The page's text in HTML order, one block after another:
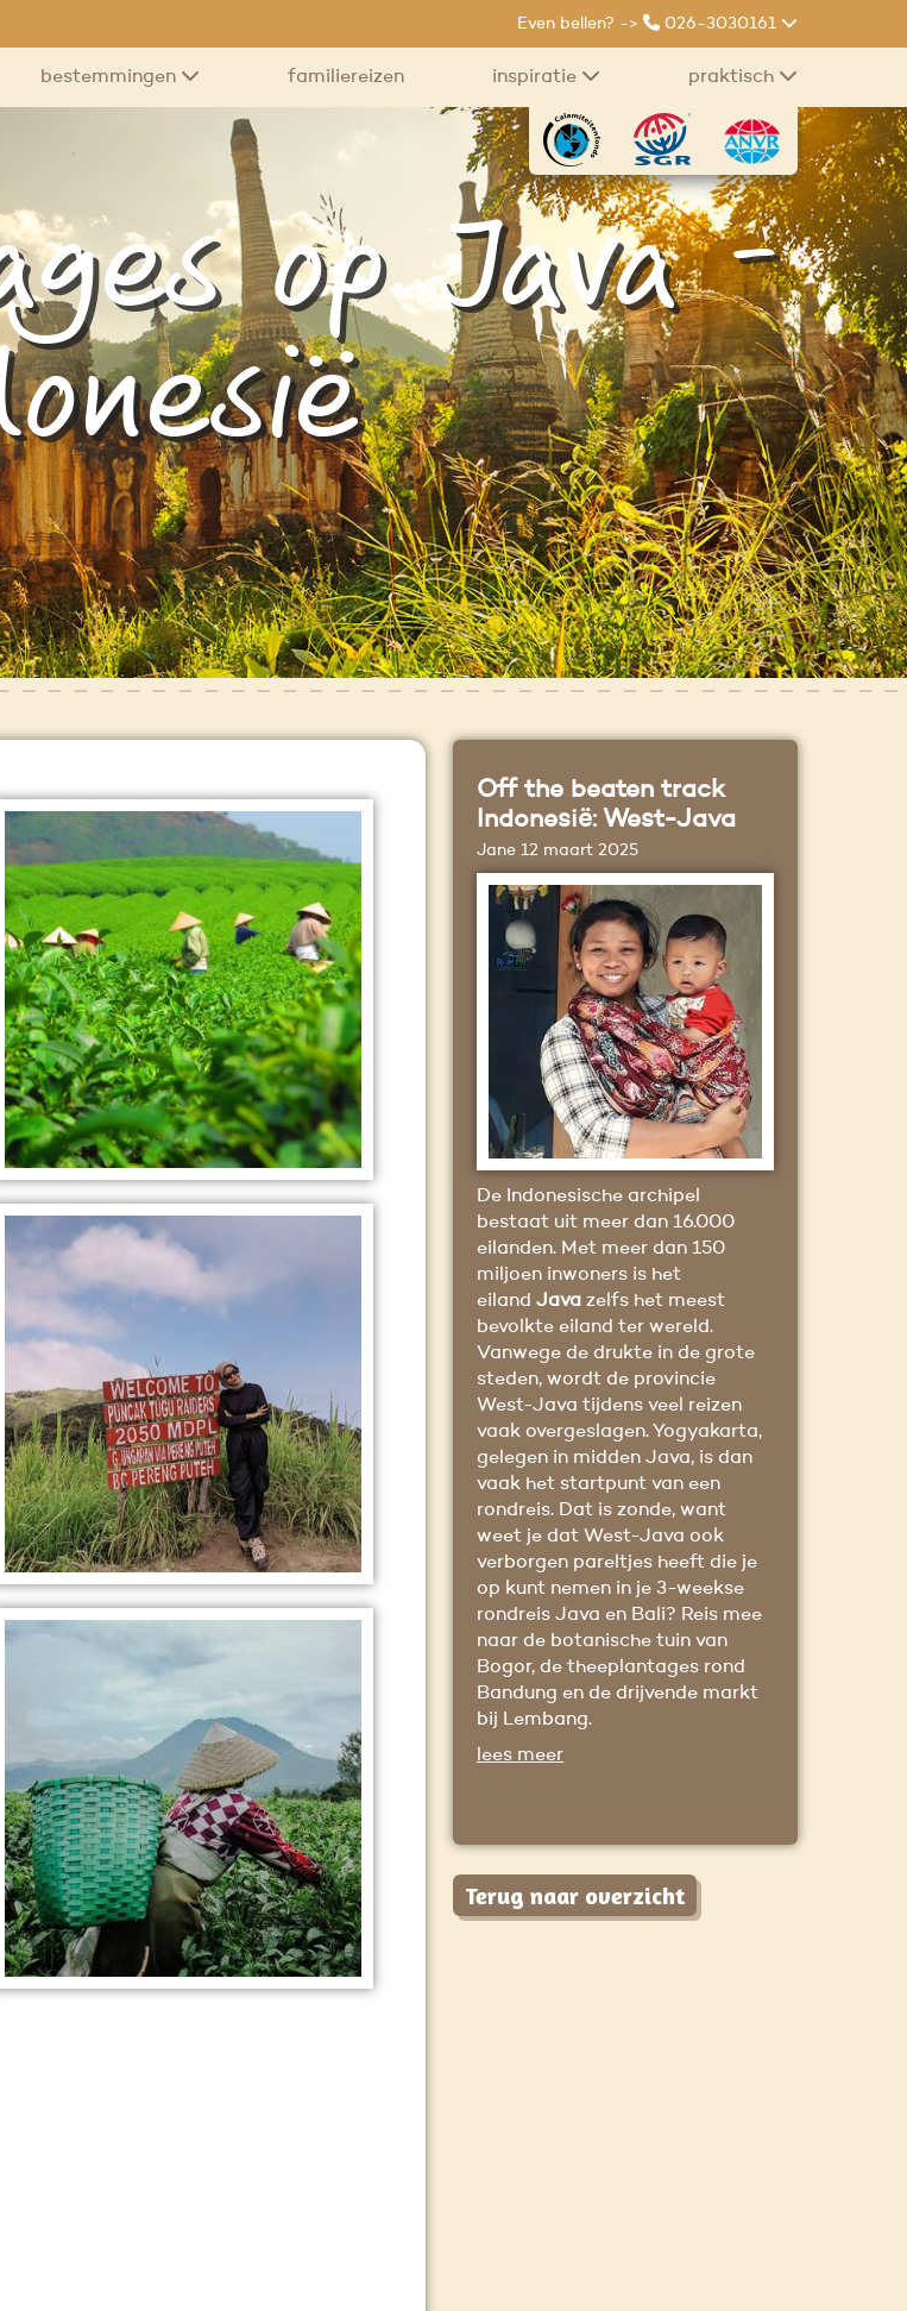
Even bellen? -> 026-3030161
bestemmingen familiereizen inspiratie praktisch
op Java -
Off the beaten track
Indonesië: West-Java
Jane 12 maart 2025
De Indonesische archipel
bestaat uit meer dan 16.000
eilanden. Met meer dan 150
miljoen inwoners is het
eiland Java zelfs het meest
bevolkte eiland ter wereld.
Vanwege de drukte in de grote
steden, wordt de provincie
West-Java tijdens veel reizen
vaak overgeslagen. Yogyakarta,
gelegen in midden Java, is dan
vaak het startpunt van een
rondreis. Dat is zonde, want
weet je dat West-Java ook
verborgen pareltjes heeft die je
op kunt nemen in je 3-weekse
rondreis Java en Bali? Reis mee
naar de botanische tuin van
Bogor, de theeplantages rond
Bandung en de drijvende markt
bij Lembang.
lees meer
Terug naar overzicht